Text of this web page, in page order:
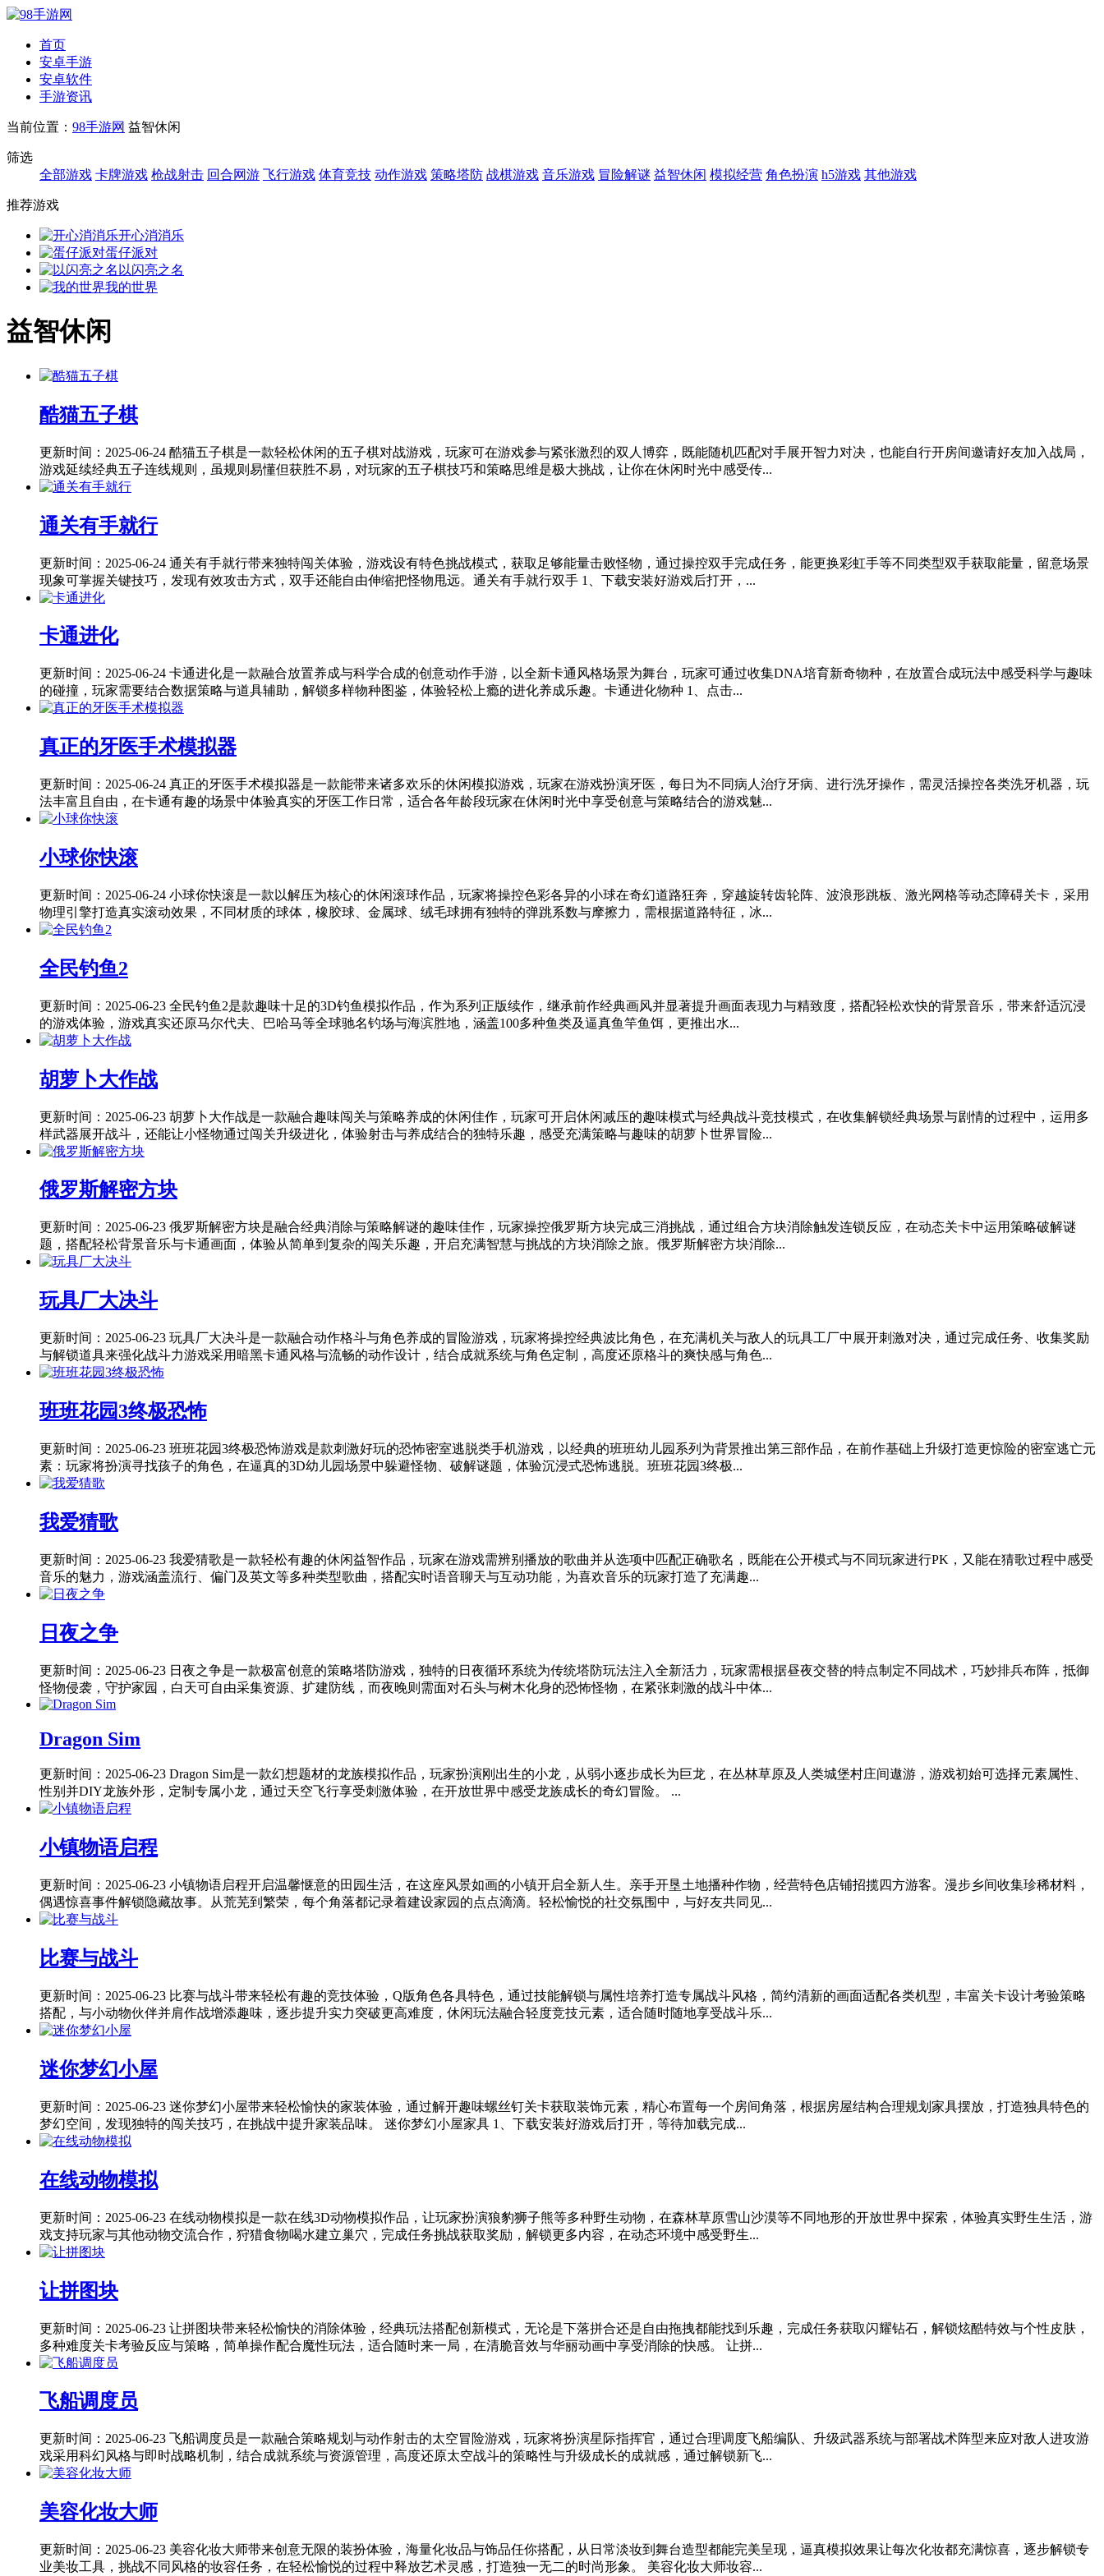
首页
安卓手游
安卓软件
手游资讯
当前位置： 98手游网 益智休闲
筛选
全部游戏 卡牌游戏 枪战射击 回合网游 飞行游戏 体育竞技 动作游戏 策略塔防 战棋游戏 音乐游戏 冒险解谜 益智休闲 模拟经营 角色扮演 h5游戏 其他游戏
推荐游戏
开心消消乐
蛋仔派对
以闪亮之名
我的世界
益智休闲
酷猫五子棋
更新时间：2025-06-24 酷猫五子棋是一款轻松休闲的五子棋对战游戏，玩家可在游戏参与紧张激烈的双人博弈，既能随机匹配对手展开智力对决，也能自行开房间邀请好友加入战局，
游戏延续经典五子连线规则，虽规则易懂但获胜不易，对玩家的五子棋技巧和策略思维是极大挑战，让你在休闲时光中感受传...
通关有手就行
更新时间：2025-06-24 通关有手就行带来独特闯关体验，游戏设有特色挑战模式，获取足够能量击败怪物，通过操控双手完成任务，能更换彩虹手等不同类型双手获取能量，留意场景
现象可掌握关键技巧，发现有效攻击方式，双手还能自由伸缩把怪物甩远。通关有手就行双手 1、下载安装好游戏后打开，...
卡通进化
更新时间：2025-06-24 卡通进化是一款融合放置养成与科学合成的创意动作手游，以全新卡通风格场景为舞台，玩家可通过收集DNA培育新奇物种，在放置合成玩法中感受科学与趣味
的碰撞，玩家需要结合数据策略与道具辅助，解锁多样物种图鉴，体验轻松上瘾的进化养成乐趣。卡通进化物种 1、点击...
真正的牙医手术模拟器
更新时间：2025-06-24 真正的牙医手术模拟器是一款能带来诸多欢乐的休闲模拟游戏，玩家在游戏扮演牙医，每日为不同病人治疗牙病、进行洗牙操作，需灵活操控各类洗牙机器，玩
法丰富且自由，在卡通有趣的场景中体验真实的牙医工作日常，适合各年龄段玩家在休闲时光中享受创意与策略结合的游戏魅...
小球你快滚
更新时间：2025-06-24 小球你快滚是一款以解压为核心的休闲滚球作品，玩家将操控色彩各异的小球在奇幻道路狂奔，穿越旋转齿轮阵、波浪形跳板、激光网格等动态障碍关卡，采用
物理引擎打造真实滚动效果，不同材质的球体，橡胶球、金属球、绒毛球拥有独特的弹跳系数与摩擦力，需根据道路特征，冰...
全民钓鱼2
更新时间：2025-06-23 全民钓鱼2是款趣味十足的3D钓鱼模拟作品，作为系列正版续作，继承前作经典画风并显著提升画面表现力与精致度，搭配轻松欢快的背景音乐，带来舒适沉浸
的游戏体验，游戏真实还原马尔代夫、巴哈马等全球驰名钓场与海滨胜地，涵盖100多种鱼类及逼真鱼竿鱼饵，更推出水...
胡萝卜大作战
更新时间：2025-06-23 胡萝卜大作战是一款融合趣味闯关与策略养成的休闲佳作，玩家可开启休闲减压的趣味模式与经典战斗竞技模式，在收集解锁经典场景与剧情的过程中，运用多
样武器展开战斗，还能让小怪物通过闯关升级进化，体验射击与养成结合的独特乐趣，感受充满策略与趣味的胡萝卜世界冒险...
俄罗斯解密方块
更新时间：2025-06-23 俄罗斯解密方块是融合经典消除与策略解谜的趣味佳作，玩家操控俄罗斯方块完成三消挑战，通过组合方块消除触发连锁反应，在动态关卡中运用策略破解谜
题，搭配轻松背景音乐与卡通画面，体验从简单到复杂的闯关乐趣，开启充满智慧与挑战的方块消除之旅。俄罗斯解密方块消除...
玩具厂大决斗
更新时间：2025-06-23 玩具厂大决斗是一款融合动作格斗与角色养成的冒险游戏，玩家将操控经典波比角色，在充满机关与敌人的玩具工厂中展开刺激对决，通过完成任务、收集奖励
与解锁道具来强化战斗力游戏采用暗黑卡通风格与流畅的动作设计，结合成就系统与角色定制，高度还原格斗的爽快感与角色...
班班花园3终极恐怖
更新时间：2025-06-23 班班花园3终极恐怖游戏是款刺激好玩的恐怖密室逃脱类手机游戏，以经典的班班幼儿园系列为背景推出第三部作品，在前作基础上升级打造更惊险的密室逃亡元
素：玩家将扮演寻找孩子的角色，在逼真的3D幼儿园场景中躲避怪物、破解谜题，体验沉浸式恐怖逃脱。班班花园3终极...
我爱猜歌
更新时间：2025-06-23 我爱猜歌是一款轻松有趣的休闲益智作品，玩家在游戏需辨别播放的歌曲并从选项中匹配正确歌名，既能在公开模式与不同玩家进行PK，又能在猜歌过程中感受
音乐的魅力，游戏涵盖流行、偏门及英文等多种类型歌曲，搭配实时语音聊天与互动功能，为喜欢音乐的玩家打造了充满趣...
日夜之争
更新时间：2025-06-23 日夜之争是一款极富创意的策略塔防游戏，独特的日夜循环系统为传统塔防玩法注入全新活力，玩家需根据昼夜交替的特点制定不同战术，巧妙排兵布阵，抵御
怪物侵袭，守护家园，白天可自由采集资源、扩建防线，而夜晚则需面对石头与树木化身的恐怖怪物，在紧张刺激的战斗中体...
Dragon Sim
更新时间：2025-06-23 Dragon Sim是一款幻想题材的龙族模拟作品，玩家扮演刚出生的小龙，从弱小逐步成长为巨龙，在丛林草原及人类城堡村庄间遨游，游戏初始可选择元素属性、
性别并DIY龙族外形，定制专属小龙，通过天空飞行享受刺激体验，在开放世界中感受龙族成长的奇幻冒险。 ...
小镇物语启程
更新时间：2025-06-23 小镇物语启程开启温馨惬意的田园生活，在这座风景如画的小镇开启全新人生。亲手开垦土地播种作物，经营特色店铺招揽四方游客。漫步乡间收集珍稀材料，
偶遇惊喜事件解锁隐藏故事。从荒芜到繁荣，每个角落都记录着建设家园的点点滴滴。轻松愉悦的社交氛围中，与好友共同见...
比赛与战斗
更新时间：2025-06-23 比赛与战斗带来轻松有趣的竞技体验，Q版角色各具特色，通过技能解锁与属性培养打造专属战斗风格，简约清新的画面适配各类机型，丰富关卡设计考验策略
搭配，与小动物伙伴并肩作战增添趣味，逐步提升实力突破更高难度，休闲玩法融合轻度竞技元素，适合随时随地享受战斗乐...
迷你梦幻小屋
更新时间：2025-06-23 迷你梦幻小屋带来轻松愉快的家装体验，通过解开趣味螺丝钉关卡获取装饰元素，精心布置每一个房间角落，根据房屋结构合理规划家具摆放，打造独具特色的
梦幻空间，发现独特的闯关技巧，在挑战中提升家装品味。 迷你梦幻小屋家具 1、下载安装好游戏后打开，等待加载完成...
在线动物模拟
更新时间：2025-06-23 在线动物模拟是一款在线3D动物模拟作品，让玩家扮演狼豹狮子熊等多种野生动物，在森林草原雪山沙漠等不同地形的开放世界中探索，体验真实野生生活，游
戏支持玩家与其他动物交流合作，狩猎食物喝水建立巢穴，完成任务挑战获取奖励，解锁更多内容，在动态环境中感受野生...
让拼图块
更新时间：2025-06-23 让拼图块带来轻松愉快的消除体验，经典玩法搭配创新模式，无论是下落拼合还是自由拖拽都能找到乐趣，完成任务获取闪耀钻石，解锁炫酷特效与个性皮肤，
多种难度关卡考验反应与策略，简单操作配合魔性玩法，适合随时来一局，在清脆音效与华丽动画中享受消除的快感。 让拼...
飞船调度员
更新时间：2025-06-23 飞船调度员是一款融合策略规划与动作射击的太空冒险游戏，玩家将扮演星际指挥官，通过合理调度飞船编队、升级武器系统与部署战术阵型来应对敌人进攻游
戏采用科幻风格与即时战略机制，结合成就系统与资源管理，高度还原太空战斗的策略性与升级成长的成就感，通过解锁新飞...
美容化妆大师
更新时间：2025-06-23 美容化妆大师带来创意无限的装扮体验，海量化妆品与饰品任你搭配，从日常淡妆到舞台造型都能完美呈现，逼真模拟效果让每次化妆都充满惊喜，逐步解锁专
业美妆工具，挑战不同风格的妆容任务，在轻松愉悦的过程中释放艺术灵感，打造独一无二的时尚形象。 美容化妆大师妆容...